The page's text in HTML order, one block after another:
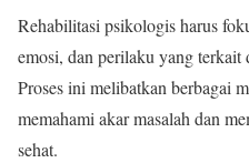
Rehabilitasi psikologis harus
emosi, dan perilaku yang
Proses ini melibatkan berbagai
memahami akar masalah dan
sehat.